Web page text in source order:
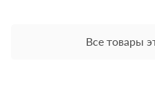
Все товары